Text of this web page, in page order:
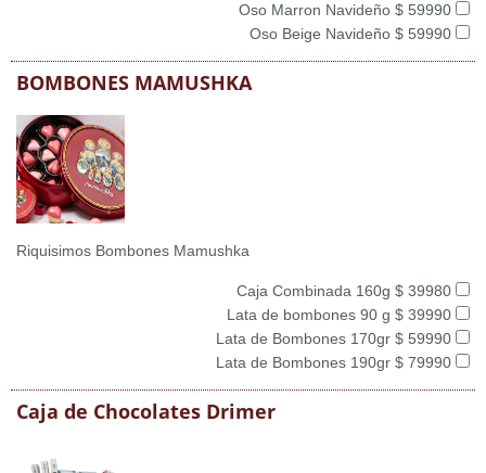
Oso Marron Navideño $ 59990
Oso Beige Navideño $ 59990
BOMBONES MAMUSHKA
Riquisimos Bombones Mamushka
Caja Combinada 160g $ 39980
Lata de bombones 90 g $ 39990
Lata de Bombones 170gr $ 59990
Lata de Bombones 190gr $ 79990
Caja de Chocolates Drimer